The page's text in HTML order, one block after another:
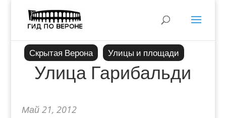
Скрытая Верона Улицы и площади
Улица Гарибальди
Май 21, 2012